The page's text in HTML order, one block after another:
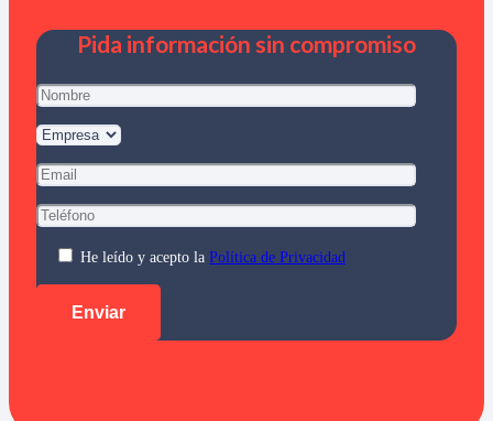
Pida información sin compromiso
He leído y acepto la Política de Privacidad